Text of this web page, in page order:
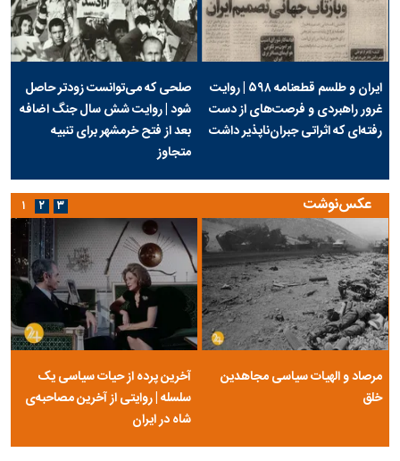
ایران و طلسم قطعنامه ۵۹۸ | روایت
غرور راهبردی و فرصت‌های از دست
رفته‌ای که اثراتی جبران‌ناپذیر داشت
صلحی که می‌توانست زودتر حاصل
شود | روایت شش سال جنگ اضافه
بعد از فتح خرمشهر برای تنبیه
متجاوز
عکس‌نوشت
مرصاد و الهیات سیاسی مجاهدین
خلق
آخرین پرده از حیات سیاسی یک
سلسله | روایتی از آخرین مصاحبه‌ی
شاه در ایران
۱ ۲ ۳